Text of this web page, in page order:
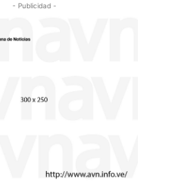
- Publicidad -